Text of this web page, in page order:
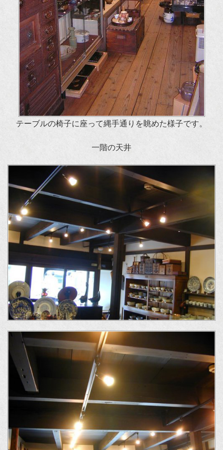
テーブルの椅子に座って縄手通りを眺めた様子です。
一階の天井